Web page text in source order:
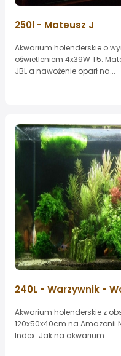
250l - Mateusz J
Akwarium holenderskie o
oświetleniem 4x39W T5.
JBL a nawożenie oparł na...
240L - Warzywnik -
Akwarium holenderskie z
120x50x40cm na Amazonii
Index. Jak na akwarium...